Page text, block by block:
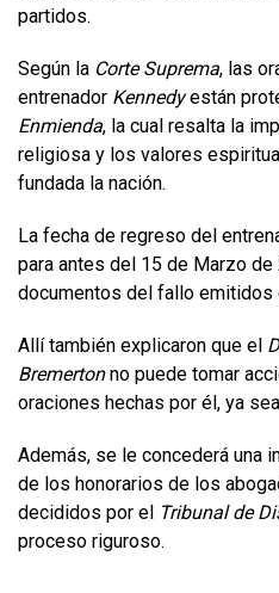
partidos.
Según la Corte Suprema, las
entrenador Kennedyestán
Enmienda, la cual resalta la
religiosa y los valores
fundada la nación.
La fecha de regreso del
para antes del 15 de Marzo
documentos del fallo emitidos
Allí también explicaron que el
Bremertonno puede tomar
oraciones hechas por él, ya
Además, se le concederá una
de los honorarios de los
decididos por el Tribunal de
proceso riguroso.